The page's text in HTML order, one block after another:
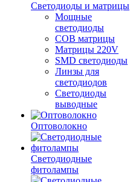
Светодиоды и матрицы
Мощные
светодиоды
COB матрицы
Матрицы 220V
SMD светодиоды
Линзы для
светодиодов
Светодиоды
выводные
Оптоволокно
Светодиодные
фитолампы